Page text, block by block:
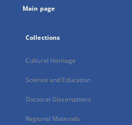
Main page
Collections
Cultural Heritage
Science and Education
Doctoral Dissertations
Regional Materials